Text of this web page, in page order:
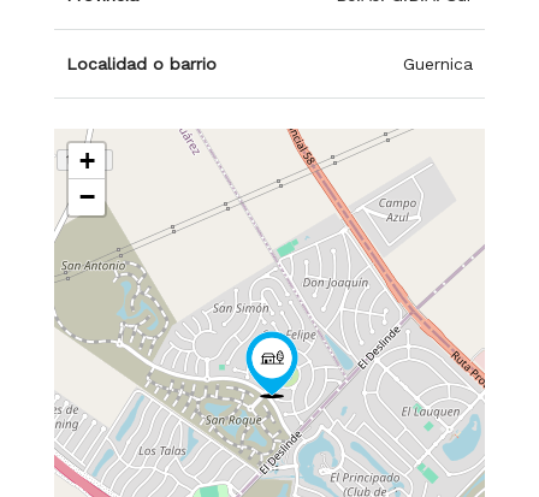
Localidad o barrio Guernica
+
−